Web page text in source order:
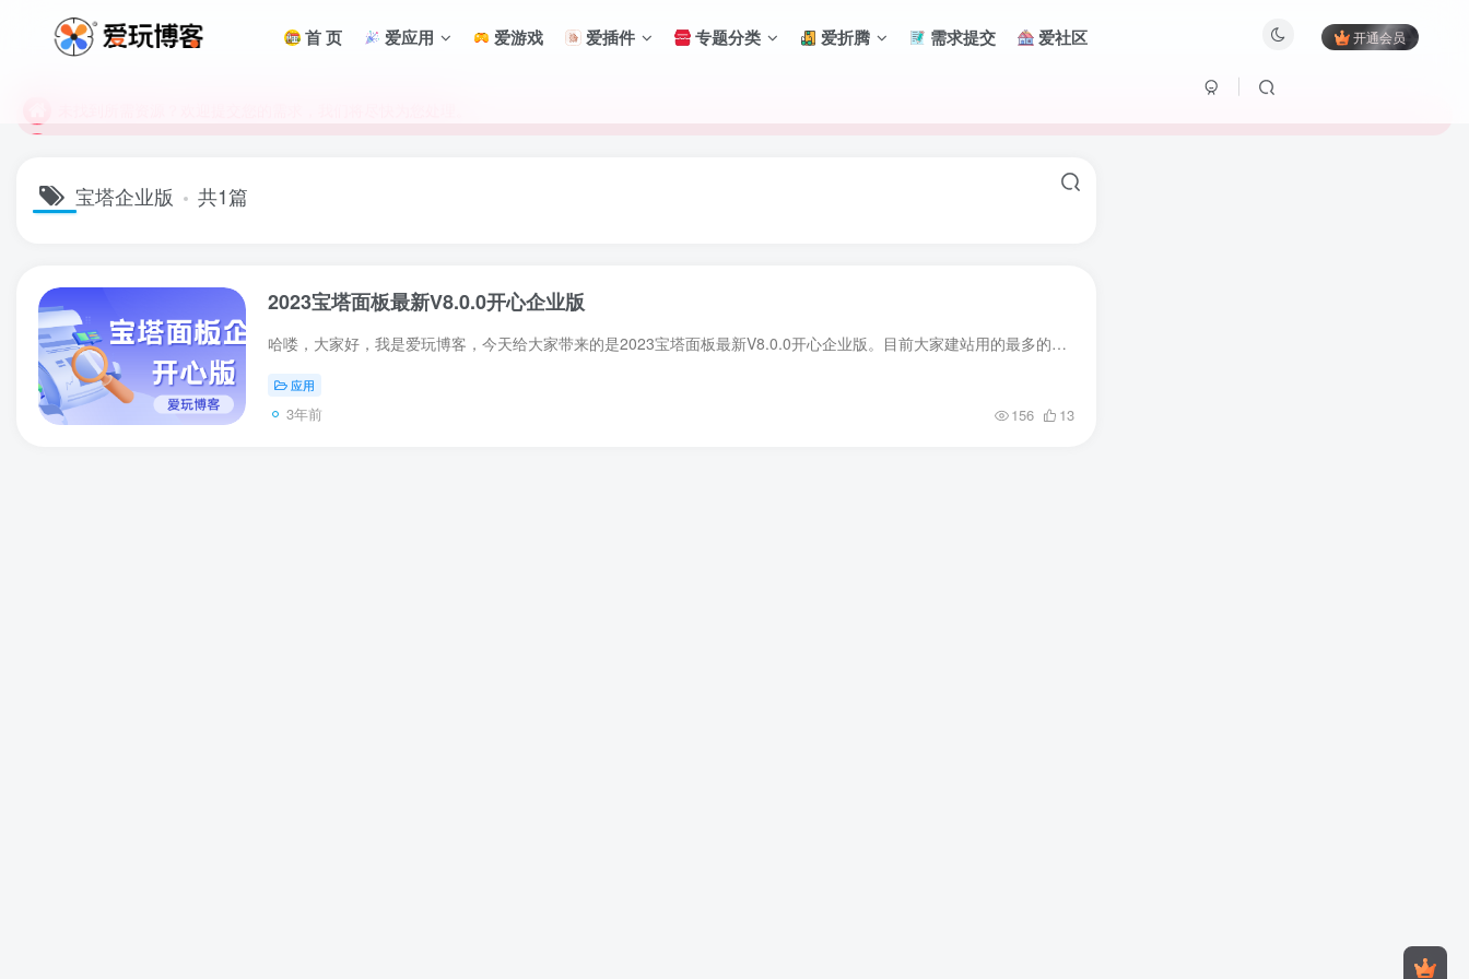
首 页 爱应用 爱游戏 爱插件 专题分类 爱折腾 需求提交 爱社区 开通会员
未找到所需资源？欢迎提交您的需求，我们将尽快为您处理。
苹果手机用户没有巨魔商店的点击此处获取保姆级安装教程
宝塔企业版 共1篇
2023宝塔面板最新V8.0.0开心企业版
哈喽，大家好，我是爱玩博客，今天给大家带来的是2023宝塔面板最新V8.0.0开心企业版。目前大家建站用的最多的大概都是宝塔面板吧？因为可视化的界面让运维不再是困难。大家都知道宝塔面板内的很...
应用
3年前 156 13